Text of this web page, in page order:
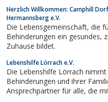
Herzlich Willkommen: Camphill
Hermannsberg e.V.
Die Lebensgemeinschaft, die für und mit Menschen mit
Behinderungen ein gesundes, zeit- und gesellschaftsgerechtes
Zuhause bildet.
Lebenshilfe Lörrach e.V.
Die Lebenshilfe Lörrach
Behinderungen und ihrer
Ansprechpartner für alle, die mit Menschen mit Behinderung zu